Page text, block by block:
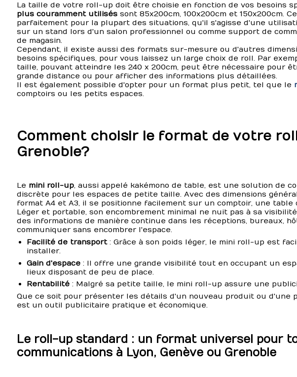
La taille de votre roll-up doit être choisie en fonction de vos besoins
plus couramment utiliséssont 85x200cm, 100x200cm et 150x200cm.
parfaitement pour la plupart des situations, qu'il s'agisse d'une
sur un stand lors d'un salon professionnel ou comme support de
de magasin.
Cependant, il existe aussi des formats sur-mesure ou d'autres
besoins spécifiques, pour vous laissez un large choix de roll. Par
taille, pouvant atteindre les 240 x 200cm, peut être nécessaire pour
grande distance ou pour afficher des informations plus détaillées.
Il est également possible d'opter pour un format plus petit, tel que le
comptoirs ou les petits espaces.
Comment choisir le format de votre
Grenoble?
Le mini roll-up, aussi appelé kakémono de table, est une solution de
discrète pour les espaces de petite taille. Avec des dimensions
format A4 et A3, il se positionne facilement sur un comptoir, une table
Léger et portable, son encombrement minimal ne nuit pas à sa
des informations de manière continue dans les réceptions, bureaux,
communiquer sans encombrer l'espace.
Facilité de transport: Grâce à son poids léger, le mini roll-up est
installer.
Gain d'espace: Il offre une grande visibilité tout en occupant un
lieux disposant de peu de place.
Rentabilité: Malgré sa petite taille, le mini roll-up assure une
Que ce soit pour présenter les détails d'un nouveau produit ou d'une
est un outil publicitaire pratique et économique.
Le roll-up standard : un format universel pour
communications à Lyon, Genève ou Grenoble